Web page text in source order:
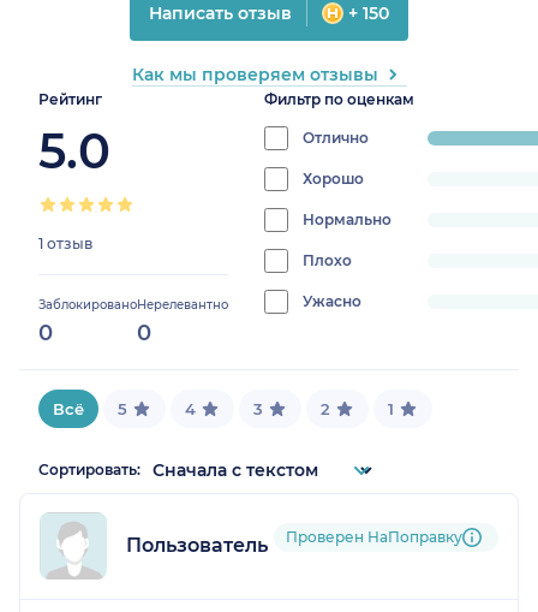
Рейтинг
5.0
1 отзыв
Заблокировано
0
Нерелевантно
0
Фильтр по оценкам
Отлично
progress:
Хорошо
0%
Нормально
0%
Плохо
0%
Ужасно
progress:
Написать отзыв + 150
Как мы проверяем отзывы
Всё 5 4 3 2 1
Сортировать:
Пользователь НаПоправку
Проверен НаПоправку